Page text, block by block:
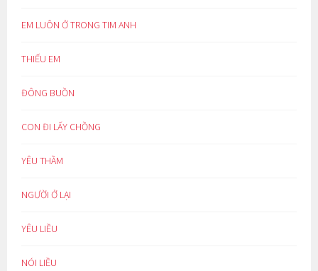
EM LUÔN Ở TRONG TIM ANH
THIẾU EM
ĐÔNG BUỒN
CON ĐI LẤY CHỒNG
YÊU THẦM
NGƯỜI Ở LẠI
YÊU LIỀU
NÓI LIỀU